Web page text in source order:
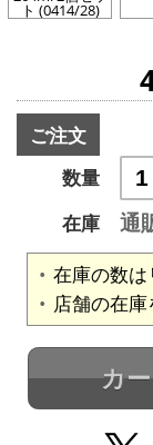
ト (0414/28)
ご注文
数量
在庫
通
在庫の数は
店舗の在庫
カ